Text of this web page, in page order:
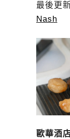
最後更
Nash
歐華酒